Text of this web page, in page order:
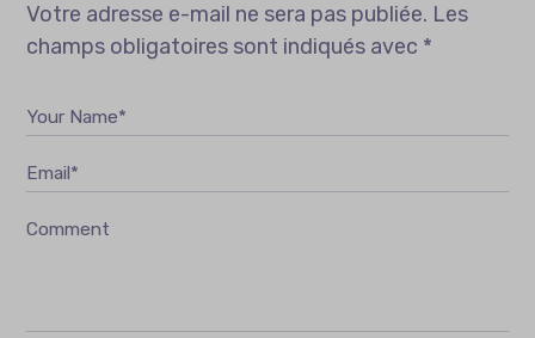
Votre adresse e-mail ne sera pas publiée. Les
champs obligatoires sont indiqués avec *
Your Name*
Email*
Comment